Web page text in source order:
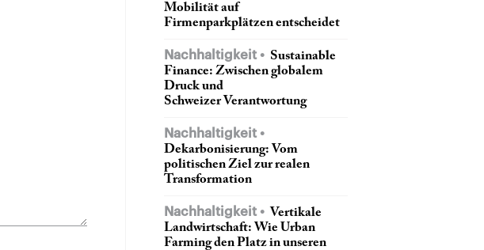
Mobilität auf
Firmenparkplätzen entscheidet
Nachhaltigkeit
Sustainable
Finance: Zwischen globalem
Druck und
Schweizer Verantwortung
Nachhaltigkeit
Dekarbonisierung: Vom
politischen Ziel zur realen
Transformation
Nachhaltigkeit
Vertikale
Landwirtschaft: Wie Urban
Farming den Platz in unseren